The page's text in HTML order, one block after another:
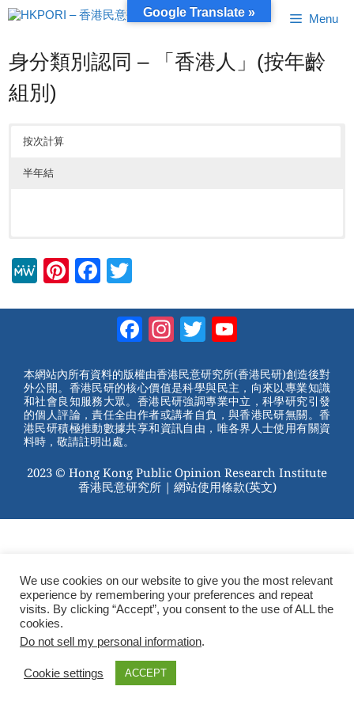
跳
至
Menu
身分類別認同 – 「香港人」(按年齡
組別)
按次計算
半年結
M
Pi
st
F
b
o
o
k
tt
er
Facebook
Instagram
Twitter
本網站內所有資料的版權由香港民意研究所(香港民研)創造後對
外公開。香港民研的核心價值是科學與民主，向來以專業知識
和社會良知服務大眾。香港民研強調專業中立，科學研究引發
的個人評論，責任全由作者或講者自負，與香港民研無關。香
港民研積極推動數據共享和資訊自由，唯各界人士使用有關資
料時，敬請註明出處。
2023 © Hong Kong Public Opinion Research Institute
香港民意研究所 | 網站使用條款(英文)
We use cookies on our website to give you the most relevant
experience by remembering your preferences and repeat
visits. By clicking “Accept”, you consent to the use of ALL the
cookies.
Do not sell my personal information.
Cookie settings ACCEPT
Google Translate »